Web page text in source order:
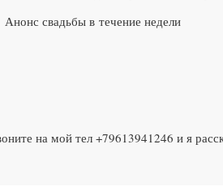
Анонс свадьбы в течение недели
на мой тел +79613941246 и я